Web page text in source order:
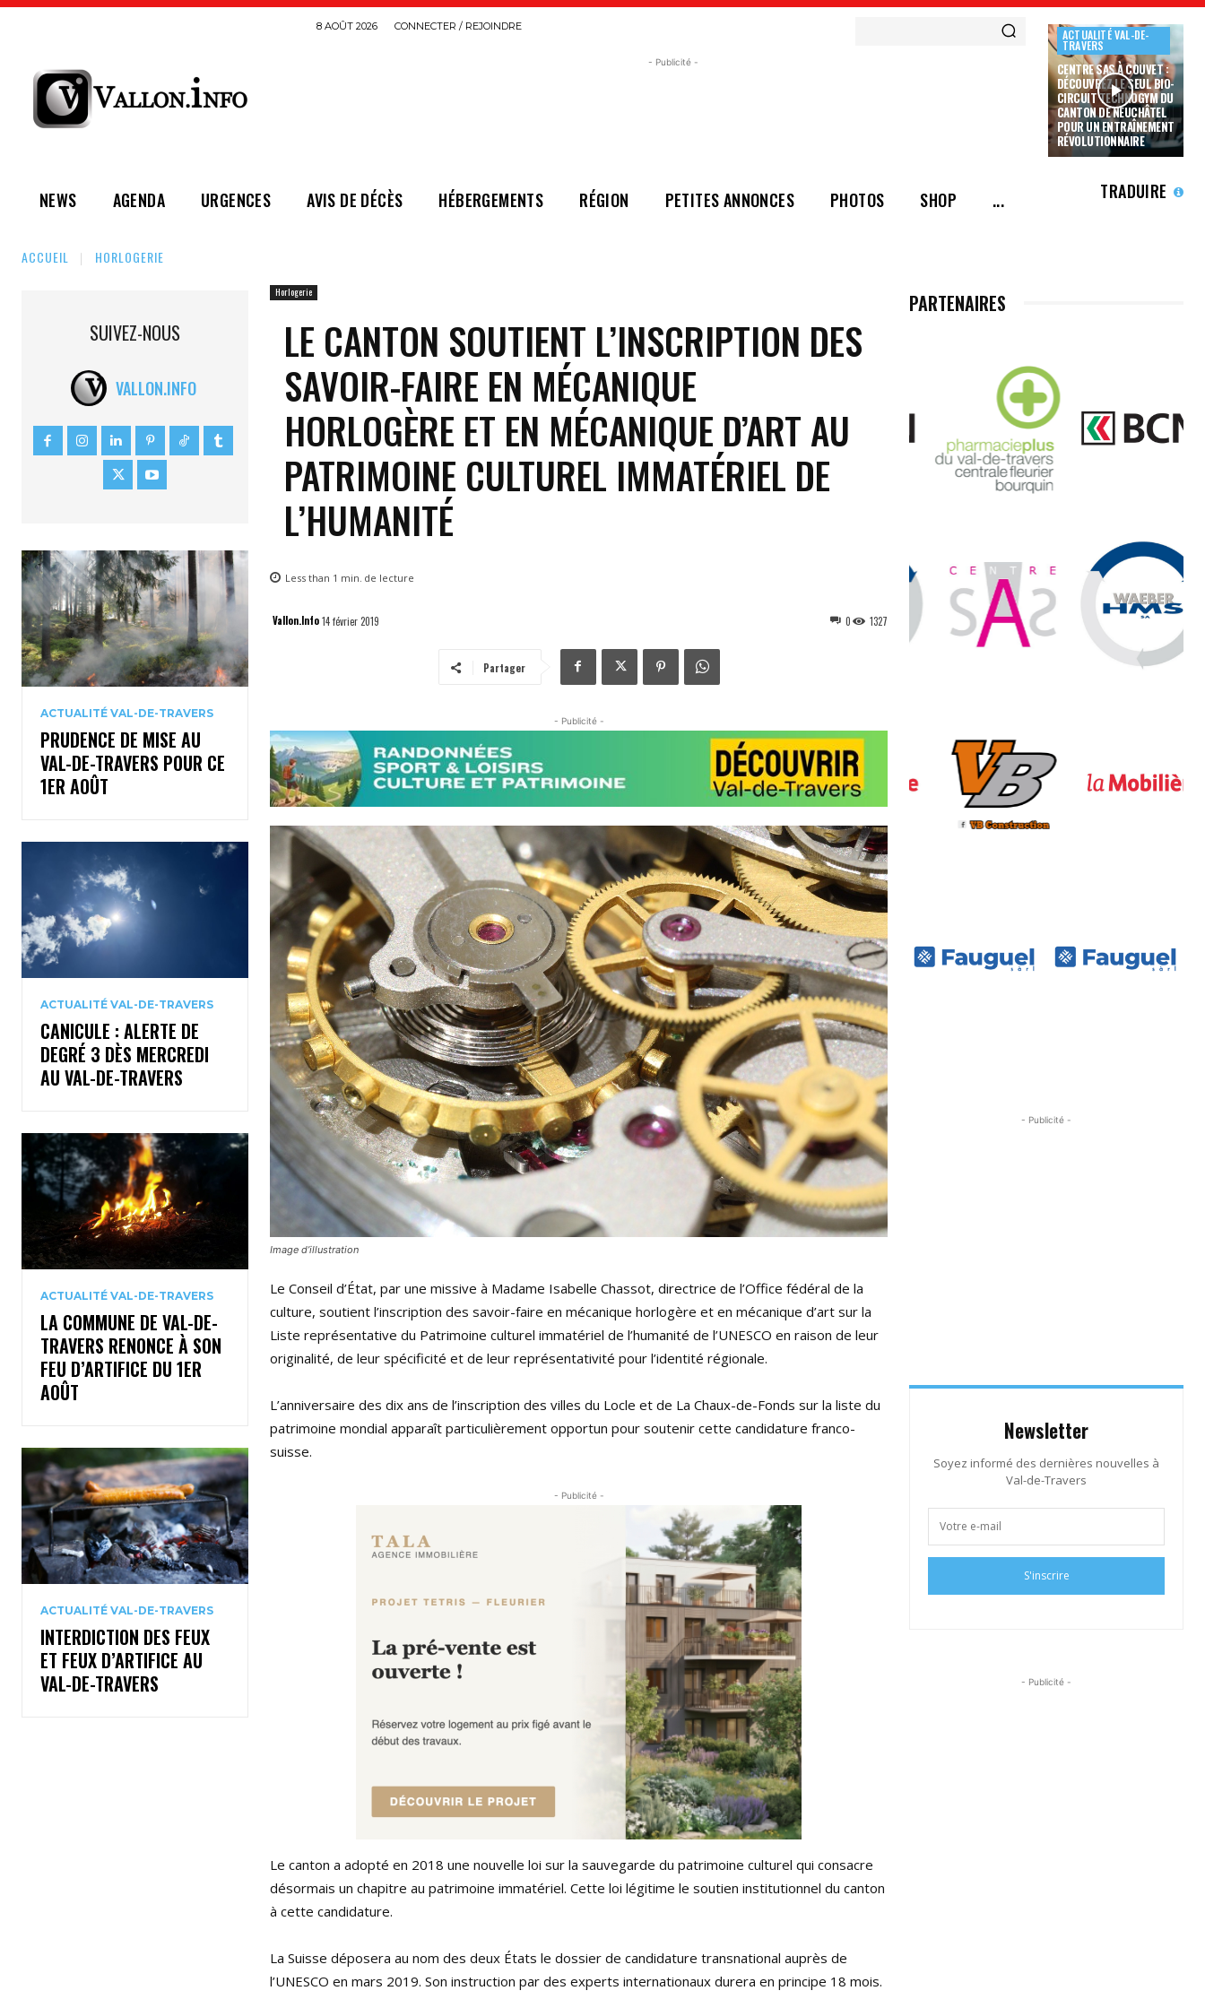
8 AOÛT 2026 CONNECTER / REJOINDRE
- Publicité -
ACTUALITÉ VAL-DE-
TRAVERS
CENTRE SAS À COUVET :
DÉCOUVREZ LE SEUL BIO-
CIRCUIT TECHNOGYM DU
CANTON DE NEUCHÂTEL
POUR UN ENTRAÎNEMENT
RÉVOLUTIONNAIRE
NEWS AGENDA URGENCES AVIS DE DÉCÈS HÉBERGEMENTS RÉGION PETITES ANNONCES PHOTOS SHOP ... TRADUIRE
ACCUEIL HORLOGERIE
SUIVEZ-NOUS
VALLON.INFO
ACTUALITÉ VAL-DE-TRAVERS
PRUDENCE DE MISE AU
VAL-DE-TRAVERS POUR CE
1ER AOÛT
ACTUALITÉ VAL-DE-TRAVERS
CANICULE : ALERTE DE
DEGRÉ 3 DÈS MERCREDI
AU VAL-DE-TRAVERS
ACTUALITÉ VAL-DE-TRAVERS
LA COMMUNE DE VAL-DE-
TRAVERS RENONCE À SON
FEU D’ARTIFICE DU 1ER
AOÛT
ACTUALITÉ VAL-DE-TRAVERS
INTERDICTION DES FEUX
ET FEUX D’ARTIFICE AU
VAL-DE-TRAVERS
Horlogerie
LE CANTON SOUTIENT L’INSCRIPTION DES
SAVOIR-FAIRE EN MÉCANIQUE
HORLOGÈRE ET EN MÉCANIQUE D’ART AU
PATRIMOINE CULTUREL IMMATÉRIEL DE
L’HUMANITÉ
Less than 1 min. de lecture
Vallon.Info14 février 2019 1327
0
Partager
- Publicité -
Image d’illustration
Le Conseil d’État, par une missive à Madame Isabelle Chassot, directrice de l’Office fédéral de la
culture, soutient l’inscription des savoir-faire en mécanique horlogère et en mécanique d’art sur la
Liste représentative du Patrimoine culturel immatériel de l’humanité de l’UNESCO en raison de leur
originalité, de leur spécificité et de leur représentativité pour l’identité régionale.
L’anniversaire des dix ans de l’inscription des villes du Locle et de La Chaux-de-Fonds sur la liste du
patrimoine mondial apparaît particulièrement opportun pour soutenir cette candidature franco-
suisse.
- Publicité -
Le canton a adopté en 2018 une nouvelle loi sur la sauvegarde du patrimoine culturel qui consacre
désormais un chapitre au patrimoine immatériel. Cette loi légitime le soutien institutionnel du canton
à cette candidature.
La Suisse déposera au nom des deux États le dossier de candidature transnational auprès de
l’UNESCO en mars 2019. Son instruction par des experts internationaux durera en principe 18 mois.
PARTENAIRES
- Publicité -
Newsletter
Soyez informé des dernières nouvelles à
Val-de-Travers
S'inscrire
- Publicité -